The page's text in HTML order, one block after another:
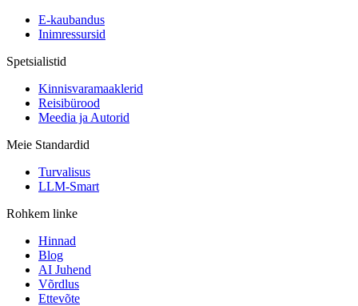
E-kaubandus
Inimressursid
Spetsialistid
Kinnisvaramaaklerid
Reisibürood
Meedia ja Autorid
Meie Standardid
Turvalisus
LLM-Smart
Rohkem linke
Hinnad
Blog
AI Juhend
Võrdlus
Ettevõte